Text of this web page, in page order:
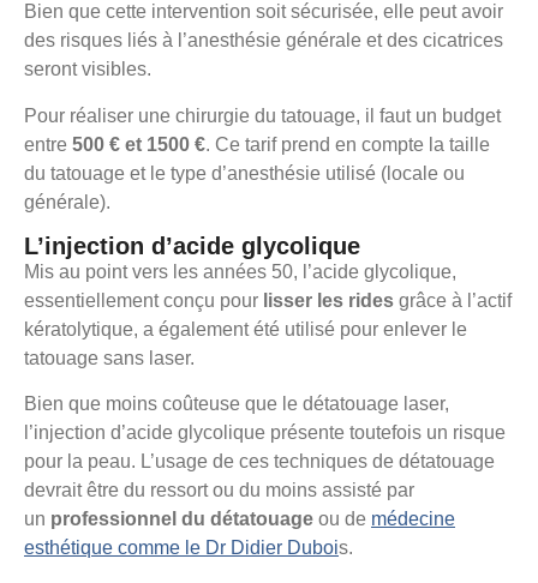
Bien que cette intervention soit sécurisée, elle peut avoir
des risques liés à l’anesthésie générale et des cicatrices
seront visibles.
Pour réaliser une chirurgie du tatouage, il faut un budget
entre 500 € et 1500 €. Ce tarif prend en compte la taille
du tatouage et le type d’anesthésie utilisé (locale ou
générale).
L’injection d’acide glycolique
Mis au point vers les années 50, l’acide glycolique,
essentiellement conçu pour lisser les rides grâce à l’actif
kératolytique, a également été utilisé pour enlever le
tatouage sans laser.
Bien que moins coûteuse que le détatouage laser,
l’injection d’acide glycolique présente toutefois un risque
pour la peau. L’usage de ces techniques de détatouage
devrait être du ressort ou du moins assisté par
un professionnel du détatouage ou de médecine
esthétique comme le Dr Didier Dubois.